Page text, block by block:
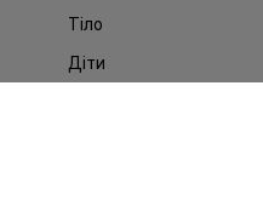
Тіло
Діти